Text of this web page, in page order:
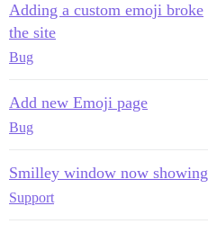
Adding a custom emoji broke
the site
Bug
Add new Emoji page
Bug
Smilley window now showing
Support